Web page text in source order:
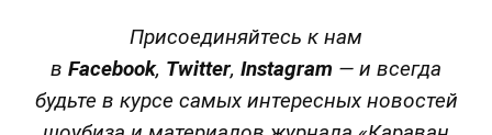
Присоединяйтесь к нам
в Facebook, Twitter, Instagram — и всегда
будьте в курсе самых интересных новостей